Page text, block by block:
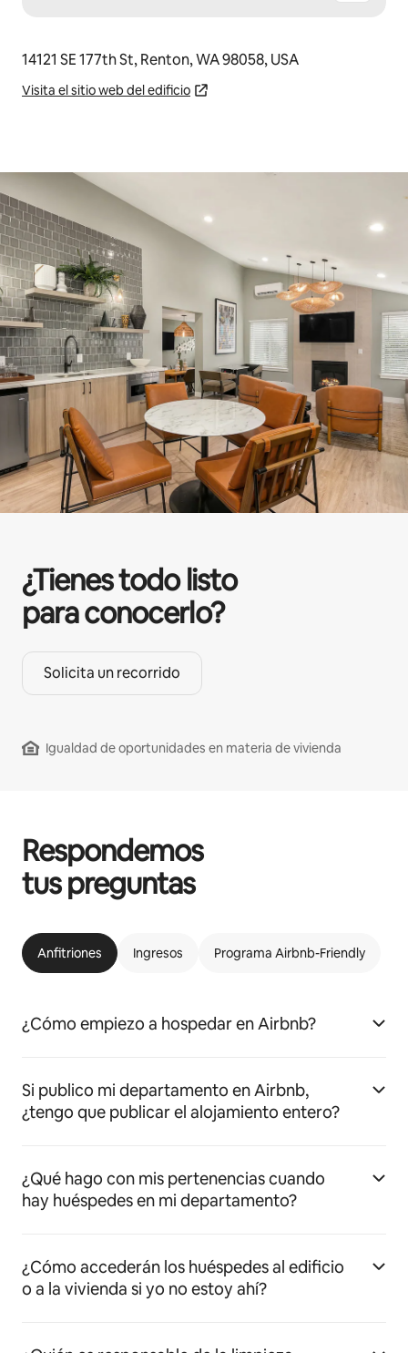
14121 SE 177th St, Renton, WA 98058, USA
Visita el sitio web del edificio
¿Tienes todo listo
para conocerlo?
Solicita un recorrido
Igualdad de oportunidades en materia de vivienda
Respondemos
tus preguntas
Anfitriones Ingresos Programa Airbnb-Friendly
¿Cómo empiezo a hospedar en Airbnb?
Si publico mi departamento en Airbnb,
¿tengo que publicar el alojamiento entero?
¿Qué hago con mis pertenencias cuando
hay huéspedes en mi departamento?
¿Cómo accederán los huéspedes al edificio
o a la vivienda si yo no estoy ahí?